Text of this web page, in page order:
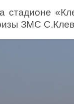
стадионе
ЗМС